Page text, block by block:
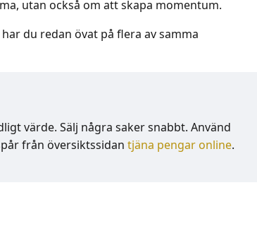
utan också om att skapa momentum.
har du redan övat på flera av samma
värde. Sälj några saker snabbt. Använd
från översiktssidan tjäna pengar online.